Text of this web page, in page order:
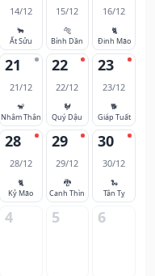
14/12
🐂
Ất Sửu
15/12
🐅
Bính Dần
16/12
🐈
Đinh Mão
21
21/12
🐒
Nhâm Thân
22
22/12
🐓
Quý Dậu
23
23/12
🐕
Giáp Tuất
28
28/12
🐈
Kỷ Mão
29
29/12
🐉
Canh Thìn
30
30/12
🐍
Tân Tỵ
4 5 6